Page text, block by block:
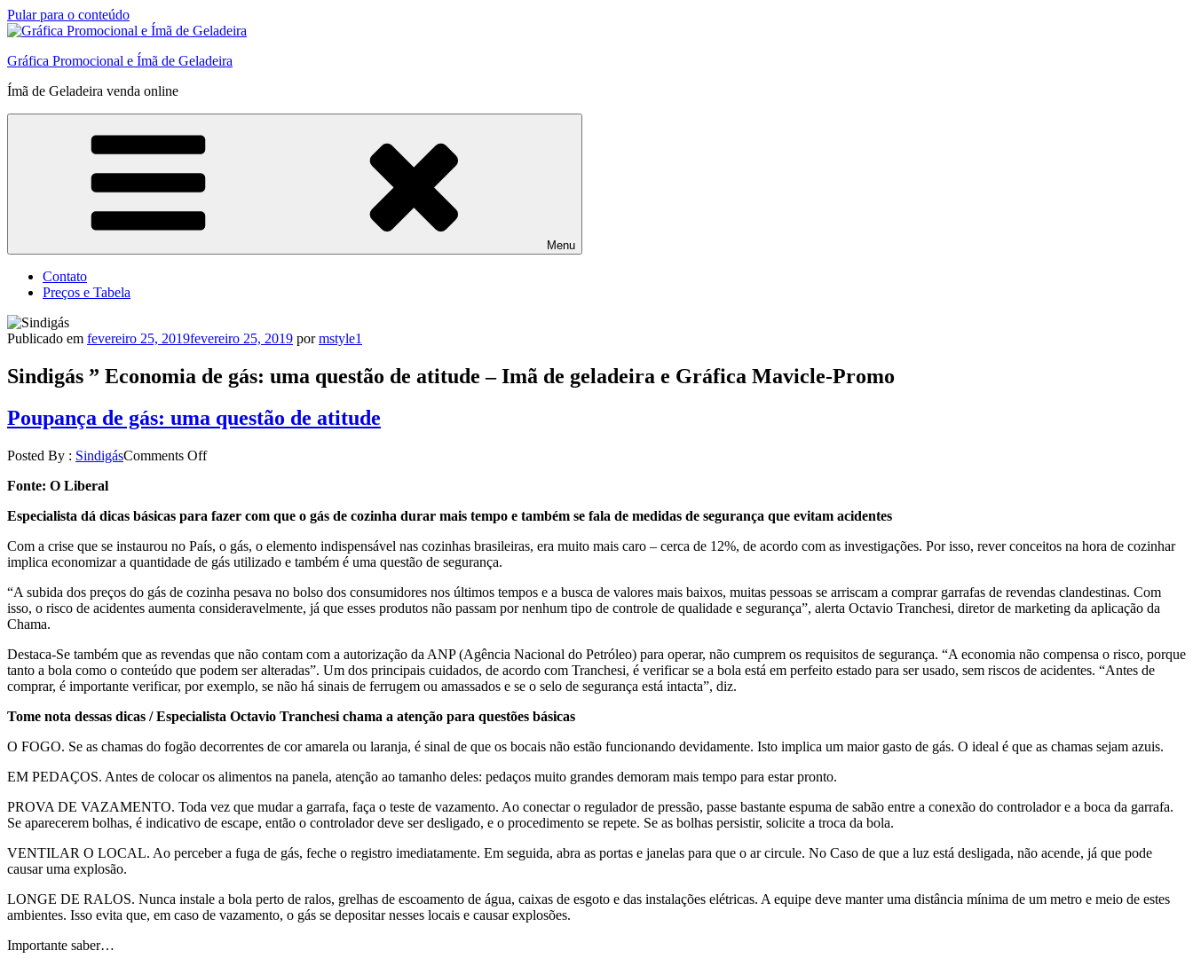
Pular para o conteúdo
Gráfica Promocional e Ímã de Geladeira
Ímã de Geladeira venda online
Menu
Contato
Preços e Tabela
Publicado em fevereiro 25, 2019fevereiro 25, 2019 pormstyle1
Sindigás ” Economia de gás: uma questão de atitude – Imã de geladeira e Gráfica Mavicle-Promo
Poupança de gás: uma questão de atitude
Posted By : SindigásComments Off
Fonte: O Liberal
Especialista dá dicas básicas para fazer com que o gás de cozinha durar mais tempo e também se fala de medidas de segurança que evitam acidentes
Com a crise que se instaurou no País, o gás, o elemento indispensável nas cozinhas brasileiras, era muito mais caro – cerca de 12%, de acordo com as investigações. Por isso, rever conceitos na hora de cozinhar
implica economizar a quantidade de gás utilizado e também é uma questão de segurança.
“A subida dos preços do gás de cozinha pesava no bolso dos consumidores nos últimos tempos e a busca de valores mais baixos, muitas pessoas se arriscam a comprar garrafas de revendas clandestinas. Com
isso, o risco de acidentes aumenta consideravelmente, já que esses produtos não passam por nenhum tipo de controle de qualidade e segurança”, alerta Octavio Tranchesi, diretor de marketing da aplicação da
Chama.
Destaca-Se também que as revendas que não contam com a autorização da ANP (Agência Nacional do Petróleo) para operar, não cumprem os requisitos de segurança. “A economia não compensa o risco, porque
tanto a bola como o conteúdo que podem ser alteradas”. Um dos principais cuidados, de acordo com Tranchesi, é verificar se a bola está em perfeito estado para ser usado, sem riscos de acidentes. “Antes de
comprar, é importante verificar, por exemplo, se não há sinais de ferrugem ou amassados e se o selo de segurança está intacta”, diz.
Tome nota dessas dicas / Especialista Octavio Tranchesi chama a atenção para questões básicas
O FOGO. Se as chamas do fogão decorrentes de cor amarela ou laranja, é sinal de que os bocais não estão funcionando devidamente. Isto implica um maior gasto de gás. O ideal é que as chamas sejam azuis.
EM PEDAÇOS. Antes de colocar os alimentos na panela, atenção ao tamanho deles: pedaços muito grandes demoram mais tempo para estar pronto.
PROVA DE VAZAMENTO. Toda vez que mudar a garrafa, faça o teste de vazamento. Ao conectar o regulador de pressão, passe bastante espuma de sabão entre a conexão do controlador e a boca da garrafa.
Se aparecerem bolhas, é indicativo de escape, então o controlador deve ser desligado, e o procedimento se repete. Se as bolhas persistir, solicite a troca da bola.
VENTILAR O LOCAL. Ao perceber a fuga de gás, feche o registro imediatamente. Em seguida, abra as portas e janelas para que o ar circule. No Caso de que a luz está desligada, não acende, já que pode
causar uma explosão.
LONGE DE RALOS. Nunca instale a bola perto de ralos, grelhas de escoamento de água, caixas de esgoto e das instalações elétricas. A equipe deve manter uma distância mínima de um metro e meio de estes
ambientes. Isso evita que, em caso de vazamento, o gás se depositar nesses locais e causar explosões.
Importante saber…